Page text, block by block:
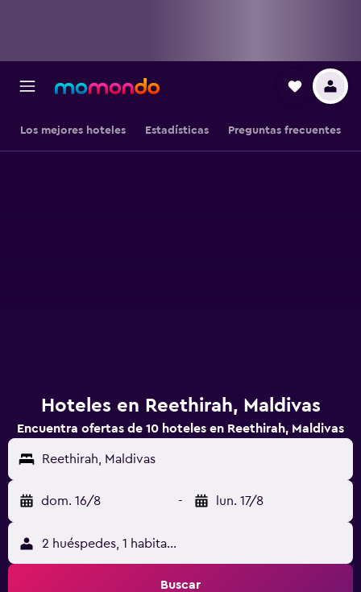
Los mejores hoteles Estadísticas Preguntas frecuentes
Hoteles en Reethirah, Maldivas
Encuentra ofertas de 10 hoteles en Reethirah, Maldivas
Reethirah, Maldivas
dom. 16/8 - lun. 17/8
2 huéspedes, 1 habitación
Buscar